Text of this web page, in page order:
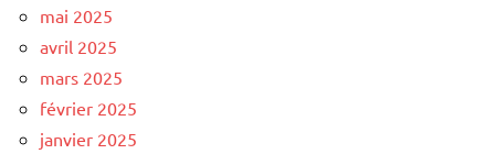
mai 2025
avril 2025
mars 2025
février 2025
janvier 2025